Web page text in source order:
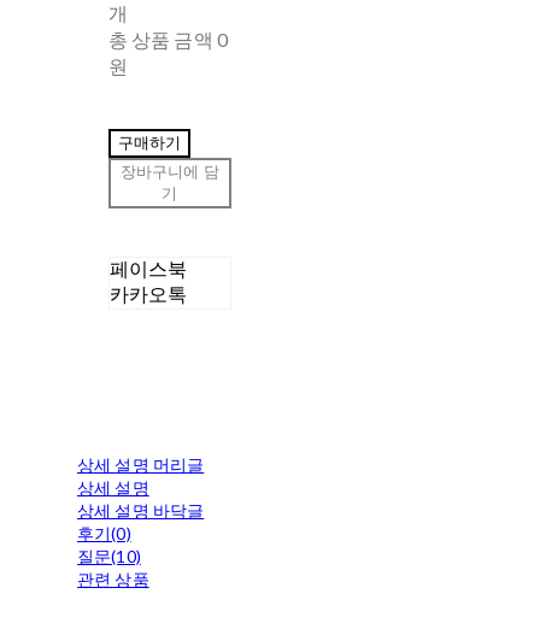
개
총 상품 금액 0
원
구매하기
장바구니에 담
기
페이스북
카카오톡
상세 설명 머리글
상세 설명
상세 설명 바닥글
후기(0)
질문(10)
관련 상품